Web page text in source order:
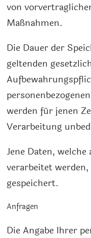
von
Maßnahmen.
Die Dauer der
geltenden
werden für jenen
Verarbeitung
Jene Daten,
verarbeitet
gespeichert.
Anfragen
Die Angabe Ihrer